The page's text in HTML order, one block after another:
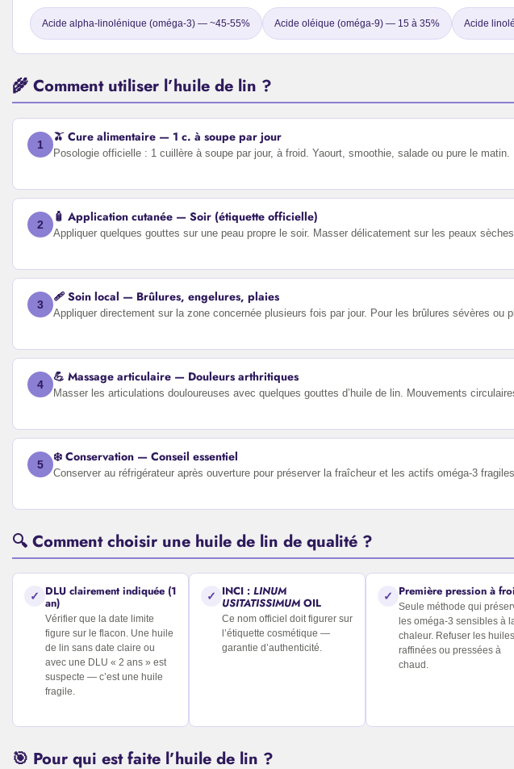
Acide alpha-linolénique (oméga-3) — ~45-55% Acide oléique (oméga-9) — 15 à 35% Acide
🌾 Comment utiliser l’huile de lin ?
1 🫒 Cure alimentaire — 1 c. à soupe par jour
Posologie officielle : 1 cuillère à soupe par jour, à froid. Yaourt, smoothie, salade ou pure le
2 🧴 Application cutanée — Soir (étiquette officielle)
Appliquer quelques gouttes sur une peau propre le soir. Masser délicatement sur les peaux
3 🩹 Soin local — Brûlures, engelures, plaies
Appliquer directement sur la zone concernée plusieurs fois par jour. Pour les brûlures sévères ou
4 💪 Massage articulaire — Douleurs arthritiques
Masser les articulations douloureuses avec quelques gouttes d’huile de lin. Mouvements
5 ❄️ Conservation — Conseil essentiel
Conserver au réfrigérateur après ouverture pour préserver la fraîcheur et les actifs oméga-3
🔍 Comment choisir une huile de lin de qualité ?
✓ DLU clairement indiquée (1
an)
Vérifier que la date limite
figure sur le flacon. Une huile
de lin sans date claire ou
avec une DLU « 2 ans » est
suspecte — c’est une huile
fragile.
✓ INCI : LINUM
USITATISSIMUM OIL
Ce nom officiel doit figurer sur
l’étiquette cosmétique —
garantie d’authenticité.
✓ Première pression à
Seule méthode qui
les oméga-3 sensibles à
chaleur. Refuser les huiles
raffinées ou pressées à
chaud.
🎯 Pour qui est faite l’huile de lin ?